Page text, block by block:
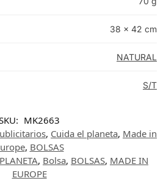
38 × 42 cm
NATURAL
S/T
MK2663
, Cuida el planeta, Made in
, BOLSAS
, Bolsa, BOLSAS, MADE IN
EUROPE